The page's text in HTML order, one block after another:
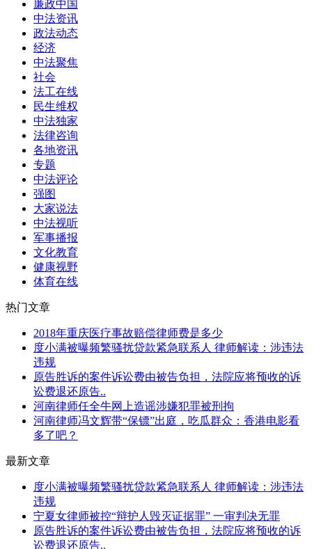
廉政中国
中法资讯
政法动态
经济
中法聚焦
社会
法工在线
民生维权
中法独家
法律咨询
各地资讯
专题
中法评论
强图
大家说法
中法视听
军事播报
文化教育
健康视野
体育在线
热门文章
2018年重庆医疗事故赔偿律师费是多少
度小满被曝频繁骚扰贷款紧急联系人 律师解读：涉违法
违规
原告胜诉的案件诉讼费由被告负担，法院应将预收的诉
讼费退还原告..
河南律师任全牛网上造谣涉嫌犯罪被刑拘
河南律师冯文辉带“保镖”出庭，吃瓜群众：香港电影看
多了吧？
最新文章
度小满被曝频繁骚扰贷款紧急联系人 律师解读：涉违法
违规
宁夏女律师被控“辩护人毁灭证据罪” 一审判决无罪
原告胜诉的案件诉讼费由被告负担，法院应将预收的诉
讼费退还原告..